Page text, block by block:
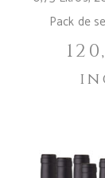
Pack de